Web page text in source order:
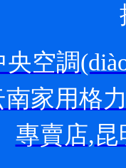
央空調
南家用格
專賣店,昆